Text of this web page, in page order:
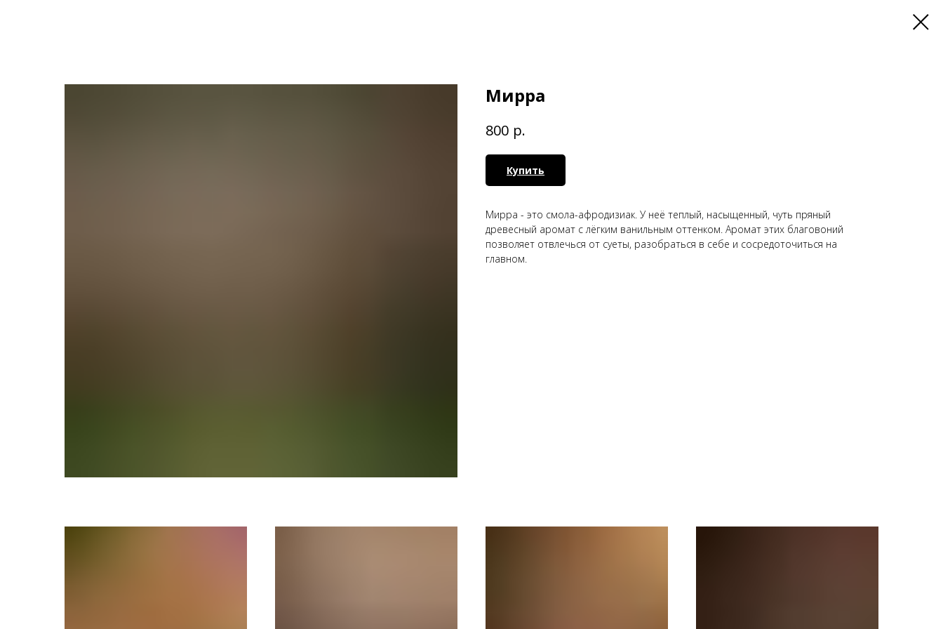
Мирра
800 р.
Купить
Мирра - это смола-афродизиак. У неё теплый, насыщенный, чуть пряный
древесный аромат с лёгким ванильным оттенком. Аромат этих благовоний
позволяет отвлечься от суеты, разобраться в себе и сосредоточиться на
главном.